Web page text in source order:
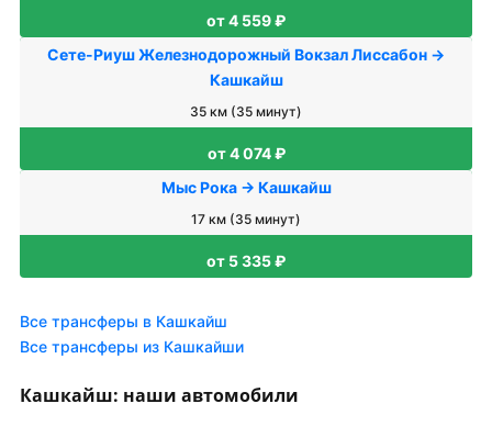
от 4 559 ₽
Сете-Риуш Железнодорожный Вокзал Лиссабон →
Кашкайш
35 км (35 минут)
от 4 074 ₽
Мыс Рока → Кашкайш
17 км (35 минут)
от 5 335 ₽
Все трансферы в Кашкайш
Все трансферы из Кашкайши
Кашкайш: наши автомобили